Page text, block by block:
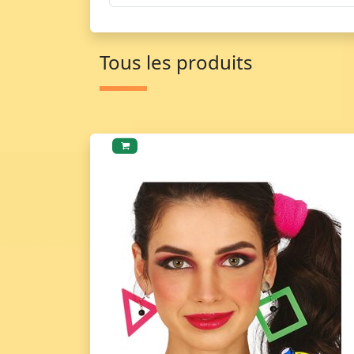
Tous les produits